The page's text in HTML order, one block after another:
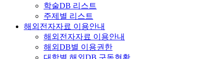
학술DB 리스트
주제별 리스트
해외전자자료 이용안내
해외전자자료 이용안내
해외DB별 이용권한
대학별 해외DB 구독현황